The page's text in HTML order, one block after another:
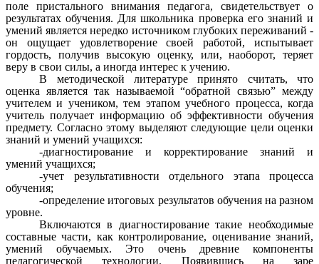
поле пристального внимания педагога, свидетельствует о
результатах обучения. Для школьника проверка его знаний и
умений является нередко источником глубоких переживаний -
он ощущает удовлетворение своей работой, испытывает
гордость, получив высокую оценку, или, наоборот, теряет
веру в свои силы, а иногда интерес к учению.
В методической литературе принято считать, что
оценка является так называемой “обратной связью” между
учителем и учеником, тем этапом учебного процесса, когда
учитель получает информацию об эффективности обучения
предмету. Согласно этому выделяют следующие цели оценки
знаний и умений учащихся:
-диагностирование и корректирование знаний и
умений учащихся;
-учет результативности отдельного этапа процесса
обучения;
-определение итоговых результатов обучения на разном
уровне.
Включаются в диагностирование такие необходимые
составные части, как контролирование, оценивание знаний,
умений обучаемых. Это очень древние компоненты
педагогической технологии. Появившись на заре